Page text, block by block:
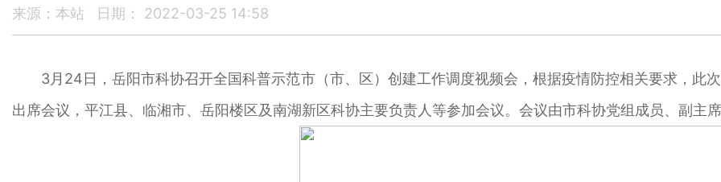
来源：本站 日期： 2022-03-25 14:58
3月24日，岳阳市科协召开全国科普示范市（市、区）创建工作调度视频会，根据疫情防控相关要求，此
出席会议，平江县、临湘市、岳阳楼区及南湖新区科协主要负责人等参加会议。会议由市科协党组成员、副主席